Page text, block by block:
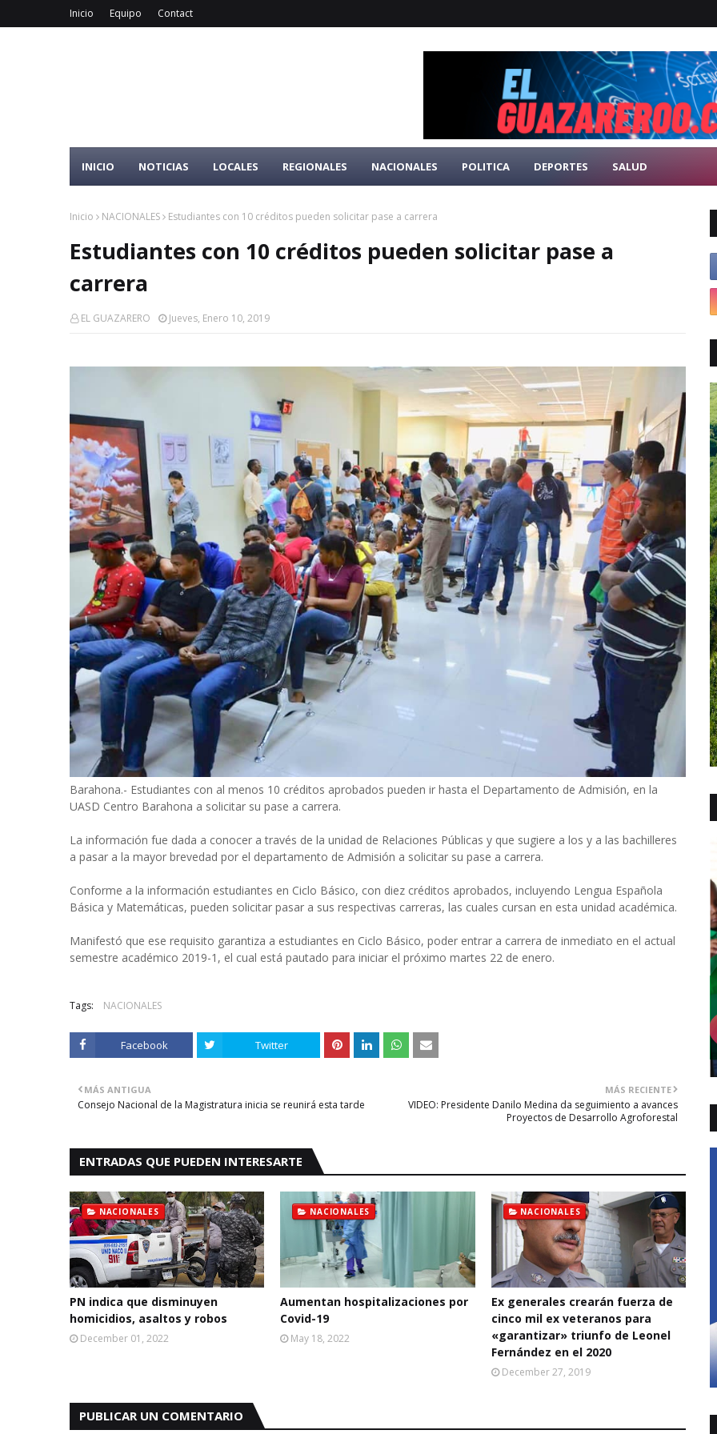
Inicio Equipo Contact
INICIO NOTICIAS LOCALES REGIONALES NACIONALES POLITICA DEPORTES SALUD
Inicio NACIONALES Estudiantes con 10 créditos pueden solicitar pase a carrera
Estudiantes con 10 créditos pueden solicitar pase a
carrera
EL GUAZARERO Jueves, Enero 10, 2019
Barahona.- Estudiantes con al menos 10 créditos aprobados pueden ir hasta el Departamento de Admisión, en la
UASD Centro Barahona a solicitar su pase a carrera.
La información fue dada a conocer a través de la unidad de Relaciones Públicas y que sugiere a los y a las bachilleres
a pasar a la mayor brevedad por el departamento de Admisión a solicitar su pase a carrera.
Conforme a la información estudiantes en Ciclo Básico, con diez créditos aprobados, incluyendo Lengua Española
Básica y Matemáticas, pueden solicitar pasar a sus respectivas carreras, las cuales cursan en esta unidad académica.
Manifestó que ese requisito garantiza a estudiantes en Ciclo Básico, poder entrar a carrera de inmediato en el actual
semestre académico 2019-1, el cual está pautado para iniciar el próximo martes 22 de enero.
Tags: NACIONALES
Facebook Twitter
MÁS RECIENTE
VIDEO: Presidente Danilo Medina da seguimiento a avances
Proyectos de Desarrollo Agroforestal
MÁS ANTIGUA
Consejo Nacional de la Magistratura inicia se reunirá esta tarde
ENTRADAS QUE PUEDEN INTERESARTE
NACIONALES
PN indica que disminuyen
homicidios, asaltos y robos
December 01, 2022
NACIONALES
Aumentan hospitalizaciones por
Covid-19
May 18, 2022
NACIONALES
Ex generales crearán fuerza de
cinco mil ex veteranos para
«garantizar» triunfo de Leonel
Fernández en el 2020
December 27, 2019
PUBLICAR UN COMENTARIO